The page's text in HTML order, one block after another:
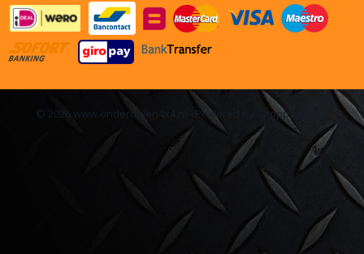
© 2026 www.onderdelen4x4.nl - Powered by Shoppagina.nl